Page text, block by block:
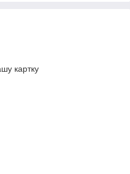
картку